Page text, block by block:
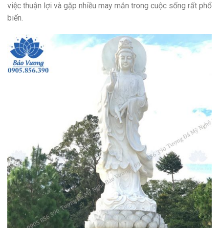
việc thuận lợi và gặp nhiều may mắn trong cuộc sống rất phổ
biến.